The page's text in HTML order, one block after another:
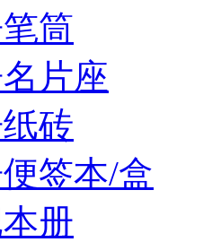
筒
片座
砖
签本/盒
册